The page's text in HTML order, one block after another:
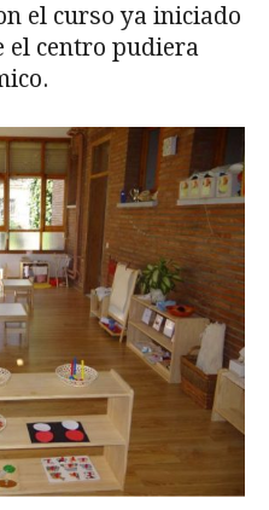
el curso ya iniciado
el centro pudiera